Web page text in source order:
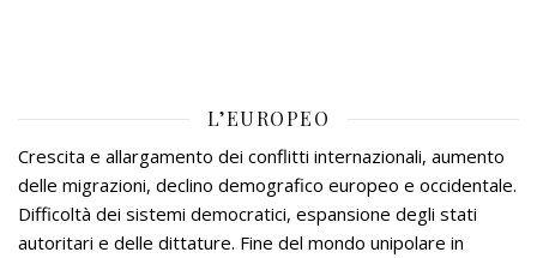
L’EUROPEO
Crescita e allargamento dei conflitti internazionali, aumento
delle migrazioni, declino demografico europeo e occidentale.
Difficoltà dei sistemi democratici, espansione degli stati
autoritari e delle dittature. Fine del mondo unipolare in